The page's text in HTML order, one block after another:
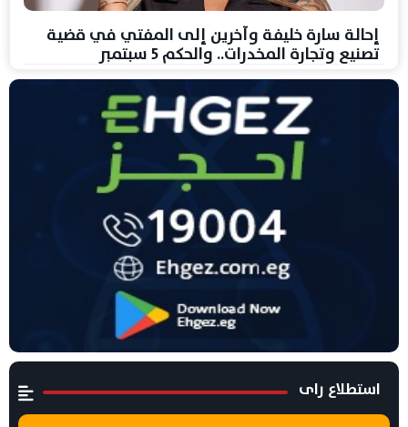
إحالة سارة خليفة وآخرين إلى المفتي في قضية
تصنيع وتجارة المخدرات.. والحكم 5 سبتمبر
استطلاع راى